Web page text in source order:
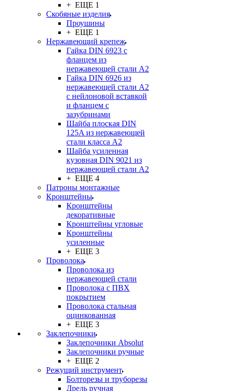
+ ЕЩЕ 1
Скобяные изделия
Проушины
+ ЕЩЕ 1
Нержавеющий крепеж
Гайка DIN 6923 с
фланцем из
нержавеющей стали А2
Гайка DIN 6926 из
нержавеющей стали А2
с нейлоновой вставкой
и фланцем с
зазубринами
Шайба плоская DIN
125A из нержавеющей
стали класса A2
Шайба усиленная
кузовная DIN 9021 из
нержавеющей стали А2
+ ЕЩЕ 4
Патроны монтажные
Кронштейны
Кронштейны
декоративные
Кронштейны угловые
Кронштейны
усиленные
+ ЕЩЕ 3
Проволока
Проволока из
нержавеющей стали
Проволока с ПВХ
покрытием
Проволока стальная
оцинкованная
+ ЕЩЕ 3
Заклепочники
Заклепочники Absolut
Заклепочники ручные
+ ЕЩЕ 2
Режущий инструмент
Болторезы и труборезы
Дрель ручная